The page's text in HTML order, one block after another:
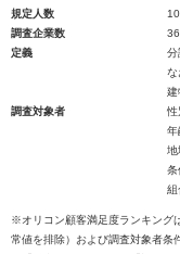
規定人数
調査企業数
定義
分
な
建
調査対象者
性
地
条
組
※オリコン顧客満足度ランキング
常値を排除）および調査対象者条